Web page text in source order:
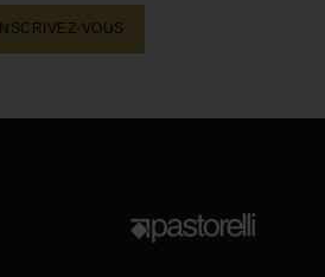
INSCRIVEZ-VOUS